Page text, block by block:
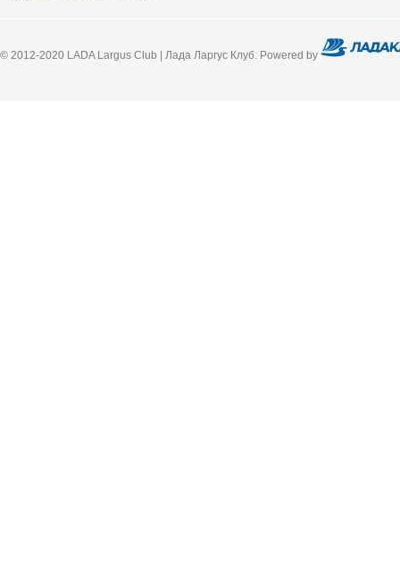
© 2012-2020 LADA Largus Club | Лада Ларгус Клуб. Powered by